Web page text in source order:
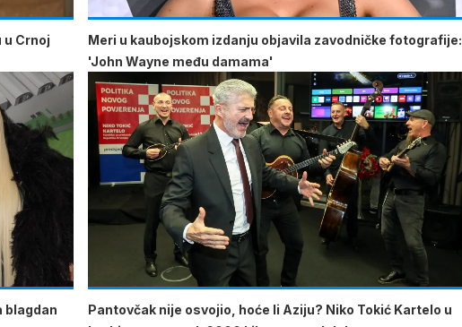
u Crnoj
Meri u kaubojskom izdanju objavila zavodničke fotografije:
'John Wayne među damama'
blagdan
Pantovčak nije osvojio, hoće li Aziju? Niko Tokić Kartelo u